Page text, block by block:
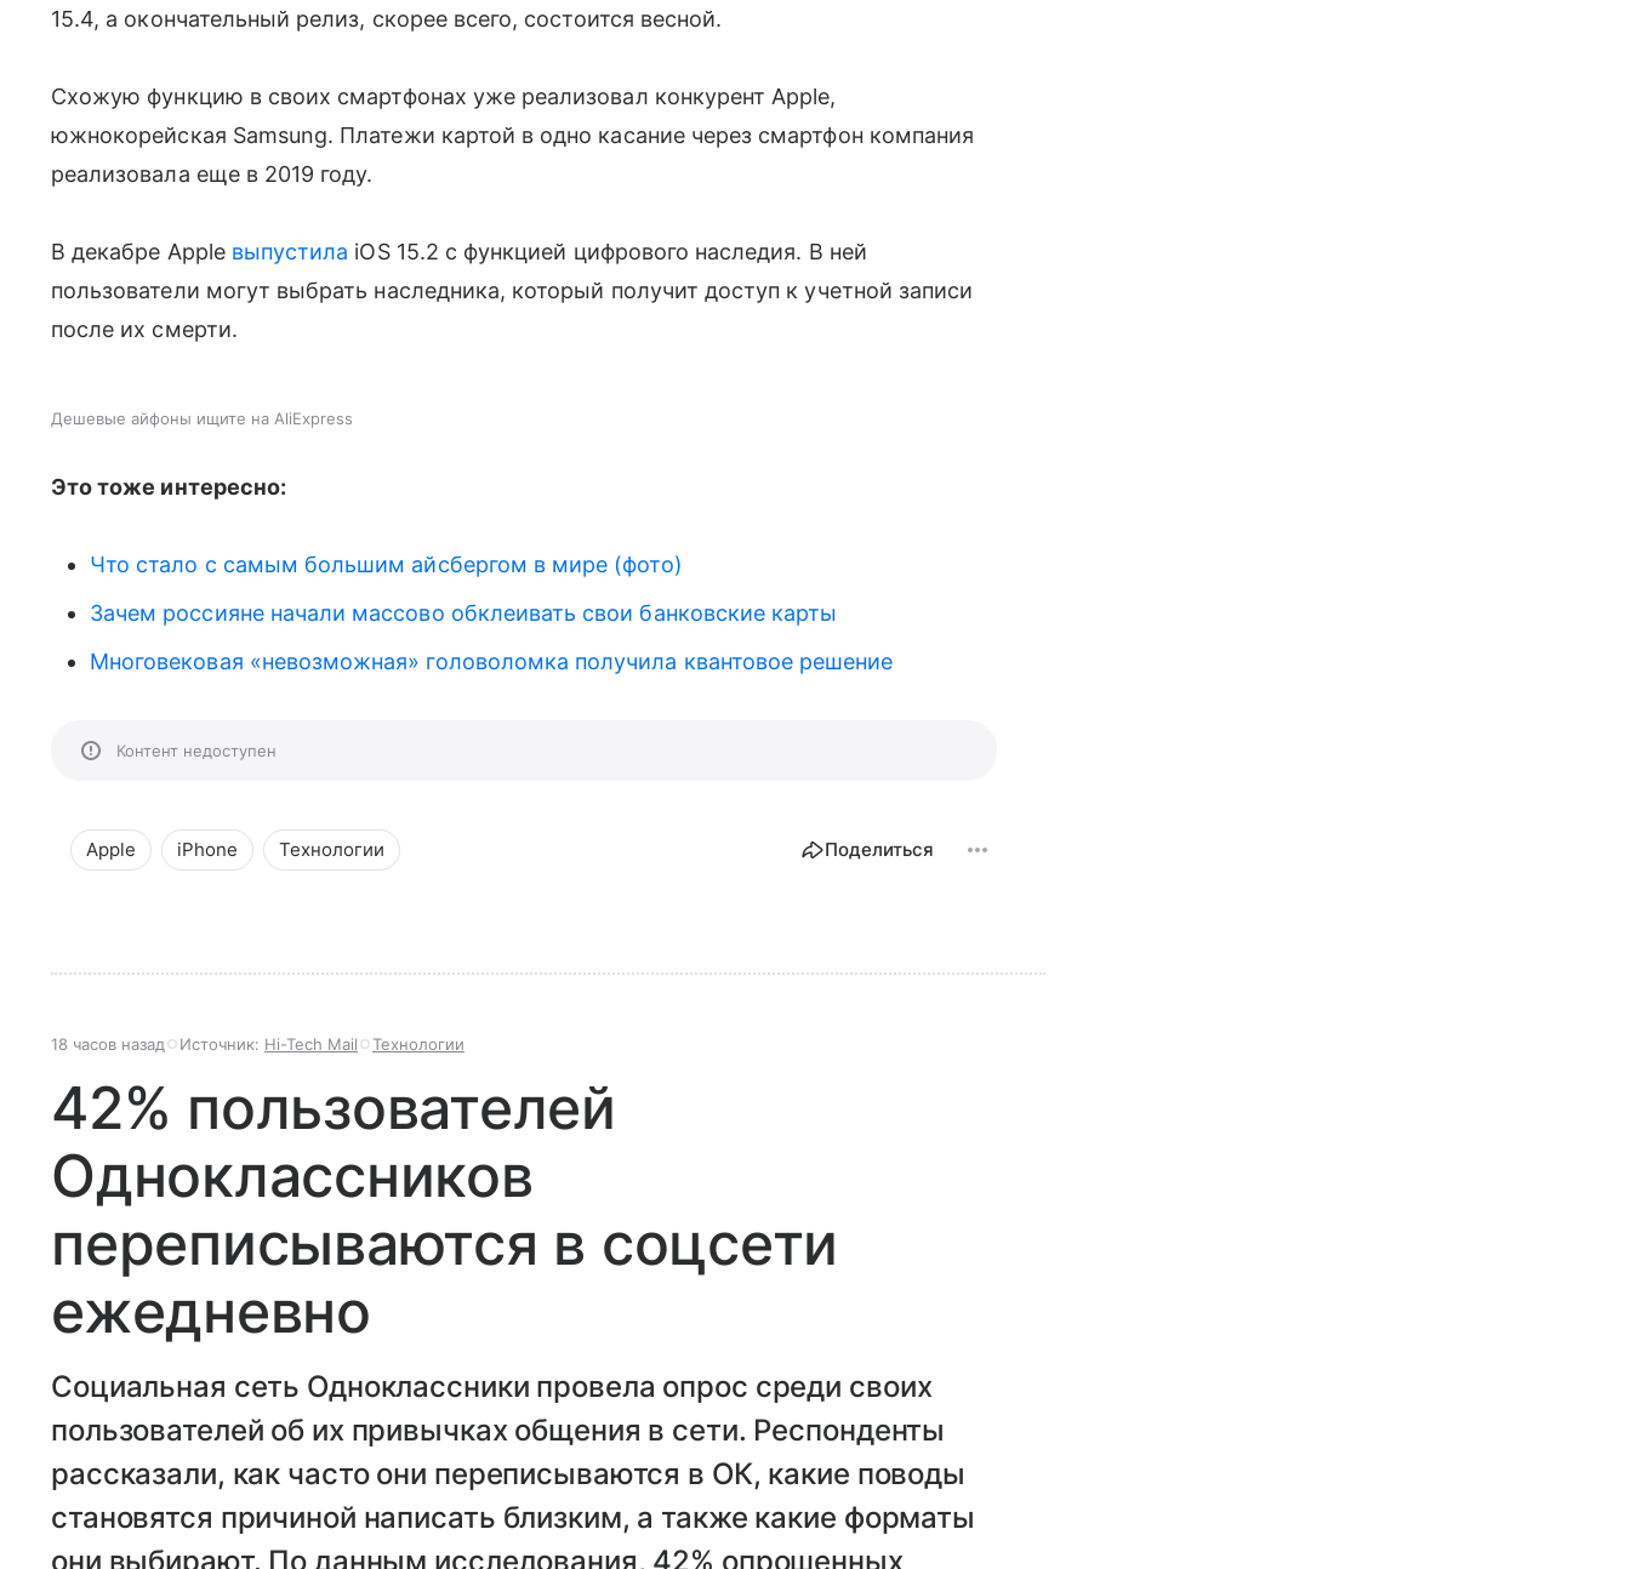
15.4, а окончательный релиз, скорее всего, состоится весной.
Схожую функцию в своих смартфонах уже реализовал конкурент Apple,
южнокорейская Samsung. Платежи картой в одно касание через смартфон компания
реализовала еще в 2019 году.
В декабре Apple выпустила iOS 15.2 с функцией цифрового наследия. В ней
пользователи могут выбрать наследника, который получит доступ к учетной записи
после их смерти.
Дешевые айфоны ищите на AliExpress
Это тоже интересно:
Что стало с самым большим айсбергом в мире (фото)
Зачем россияне начали массово обклеивать свои банковские карты
Многовековая «невозможная» головоломка получила квантовое решение
Контент недоступен
Apple iPhone Технологии Поделиться
18 часов назад Источник: Hi-Tech Mail Технологии
42% пользователей
Одноклассников
переписываются в соцсети
ежедневно
Социальная сеть Одноклассники провела опрос среди своих
пользователей об их привычках общения в сети. Респонденты
рассказали, как часто они переписываются в ОК, какие поводы
становятся причиной написать близким, а также какие форматы
они выбирают. По данным исследования, 42% опрошенных